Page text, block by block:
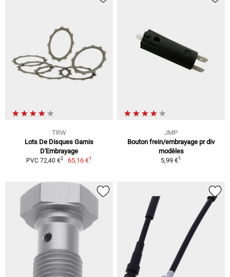
TRW
Lots De Disques Garnis
D'Embrayage
PVC 72,40 €2 65,16 €1
JMP
Bouton frein/embrayage pr div
modèles
5,99 €1